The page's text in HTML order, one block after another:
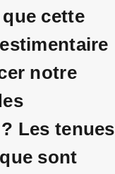
cette
notre
Les tenues
sont